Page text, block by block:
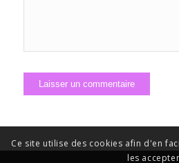
Ce site utilise des cookies afin d'en
les